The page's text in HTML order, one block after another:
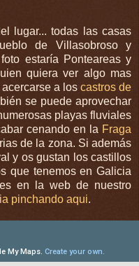
lugar... todas las casas
de Villasobrosoy
estaría Ponteareasy
quiera ver algo mas
a los castros de
se puede aprovechar
playas fluviales
cenando en la Fraga
de la zona. Si además
y os gustan los castillos
que tenemos en Galicia
en la web de nuestro
pinchando aqui.